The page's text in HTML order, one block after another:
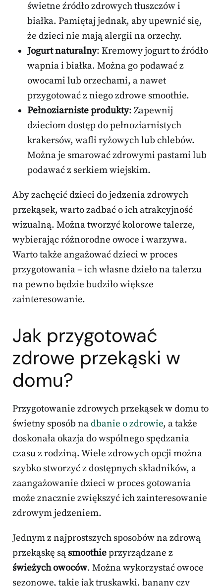
świetne źródło zdrowych tłuszczów i
białka. Pamiętaj jednak, aby upewnić się,
że dzieci nie mają alergii na orzechy.
Jogurt naturalny: Kremowy jogurt to źródło
wapnia i białka. Można go podawać z
owocami lub orzechami, a nawet
przygotować z niego zdrowe smoothie.
Pełnoziarniste produkty: Zapewnij
dzieciom dostęp do pełnoziarnistych
krakersów, wafli ryżowych lub chlebów.
Można je smarować zdrowymi pastami lub
podawać z serkiem wiejskim.
Aby zachęcić dzieci do jedzenia zdrowych
przekąsek, warto zadbać o ich atrakcyjność
wizualną. Można tworzyć kolorowe talerze,
wybierając różnorodne owoce i warzywa.
Warto także angażować dzieci w proces
przygotowania – ich własne dzieło na talerzu
na pewno będzie budziło większe
zainteresowanie.
Jak przygotować
zdrowe przekąski w
domu?
Przygotowanie zdrowych przekąsek w domu to
świetny sposób nadbanie o zdrowie, a także
doskonała okazja do wspólnego spędzania
czasu z rodziną. Wiele zdrowych opcji można
szybko stworzyć z dostępnych składników, a
zaangażowanie dzieci w proces gotowania
może znacznie zwiększyć ich zainteresowanie
zdrowym jedzeniem.
Jednym z najprostszych sposobów na zdrową
przekąskę są smoothieprzyrządzane z
świeżych owoców. Można wykorzystać owoce
sezonowe, takie jak truskawki, banany czy